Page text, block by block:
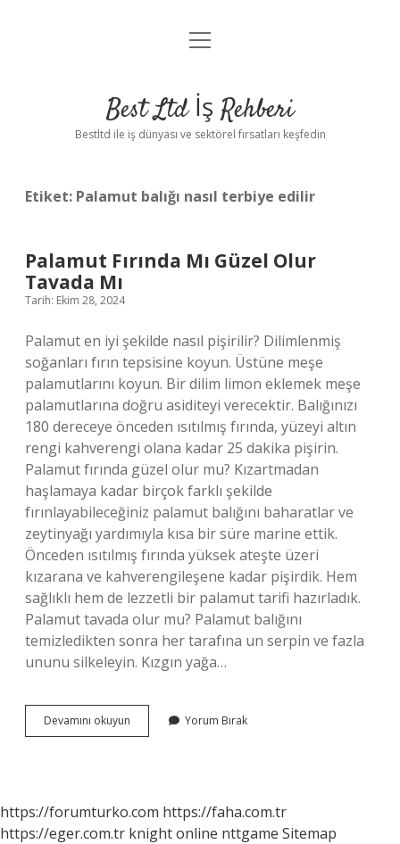
Anasayfa
Yasal Uyarı
menüyü
Best Ltd İş Rehberi
Bestltd ile iş dünyası ve sektörel fırsatları keşfedin
Etiket: Palamut balığı nasıl terbiye edilir
Palamut Fırında Mı Güzel Olur
Tavada Mı
Tarih: Ekim 28, 2024
Palamut en iyi şekilde nasıl pişirilir? Dilimlenmiş
soğanları fırın tepsisine koyun. Üstüne meşe
palamutlarını koyun. Bir dilim limon eklemek meşe
palamutlarına doğru asiditeyi verecektir. Balığınızı
180 dereceye önceden ısıtılmış fırında, yüzeyi altın
rengi kahverengi olana kadar 25 dakika pişirin.
Palamut fırında güzel olur mu? Kızartmadan
haşlamaya kadar birçok farklı şekilde
fırınlayabileceğiniz palamut balığını baharatlar ve
zeytinyağı yardımıyla kısa bir süre marine ettik.
Önceden ısıtılmış fırında yüksek ateşte üzeri
kızarana ve kahverengileşene kadar pişirdik. Hem
sağlıklı hem de lezzetli bir palamut tarifi hazırladık.
Palamut tavada olur mu? Palamut balığını
temizledikten sonra her tarafına un serpin ve fazla
ununu silkeleyin. Kızgın yağa…
Devamını okuyun Palamut
Fırında
Mı
Yorum Bırak
https://forumturko.com https://faha.com.tr
https://eger.com.tr knight online nttgame Sitemap